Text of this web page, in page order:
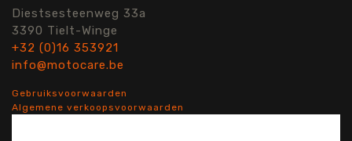
Diestsesteenweg 33a
3390 Tielt-Winge
+32 (0)16 353921
info@motocare.be
Gebruiksvoorwaarden
Algemene verkoopsvoorwaarden